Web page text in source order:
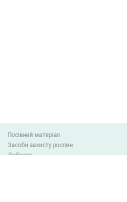
Посівний матеріал
Засоби захисту рослин
Добрива